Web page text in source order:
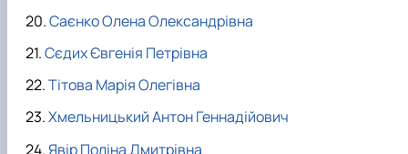
Саєнко Олена Олександрівна
Сєдих Євгенія Петрівна
Тітова Марія Олегівна
Хмельницький Антон Геннадійович
Явір Поліна Дмитрівна